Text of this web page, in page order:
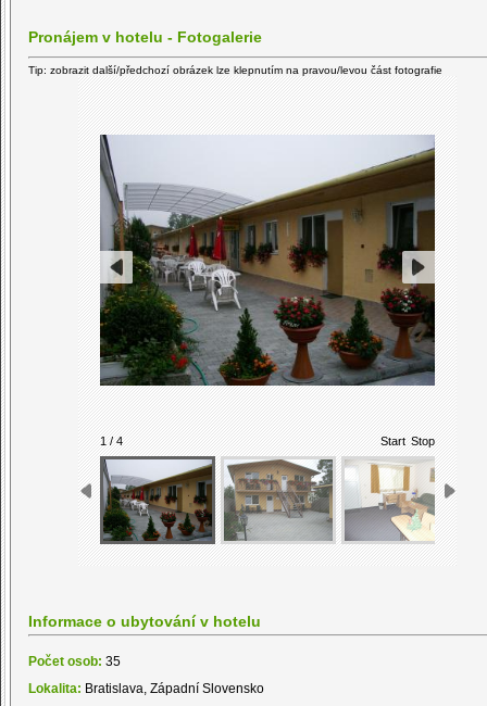
Pronájem v hotelu - Fotogalerie
Tip: zobrazit další/předchozí obrázek lze klepnutím na pravou/levou část fotografie
1 / 4 Start Stop
Informace o ubytování v hotelu
Počet osob: 35
Lokalita: Bratislava, Západní Slovensko